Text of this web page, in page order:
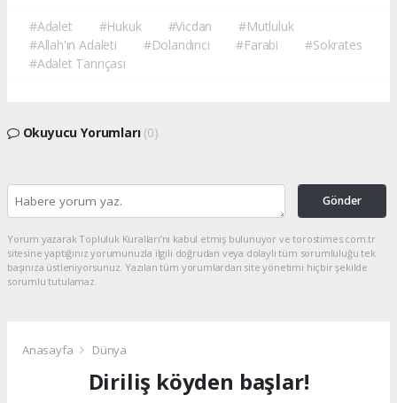
#Adalet #Hukuk #Vicdan
#Mutluluk
#Allah'ın Adaleti
#Dolandırıcı #Farabi
#Sokrates
#Adalet Tanrıçası
Okuyucu Yorumları (0)
Gönder
Yorum yazarak Topluluk Kuralları’nı kabul etmiş bulunuyor ve torostimes.com.tr
sitesine yaptığınız yorumunuzla ilgili doğrudan veya dolaylı tüm sorumluluğu tek
başınıza üstleniyorsunuz. Yazılan tüm yorumlardan site yönetimi hiçbir şekilde
sorumlu tutulamaz.
Anasayfa Dünya
Diriliş köyden başlar!